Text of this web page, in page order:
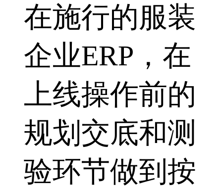
在施行的服装
企业ERP，在
上线操作前的
规划交底和测
验环节做到按